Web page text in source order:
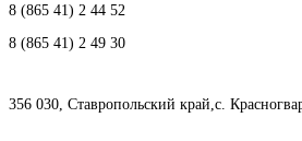
8 (865 41) 2 44 52
8 (865 41) 2 49 30
356 030, Ставропольский край,с.